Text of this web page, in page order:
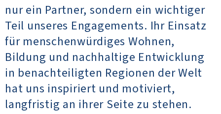
nur ein Partner, sondern ein wichtiger
Teil unseres Engagements. Ihr Einsatz
für menschenwürdiges Wohnen,
Bildung und nachhaltige Entwicklung
in benachteiligten Regionen der Welt
hat uns inspiriert und motiviert,
langfristig an ihrer Seite zu stehen.